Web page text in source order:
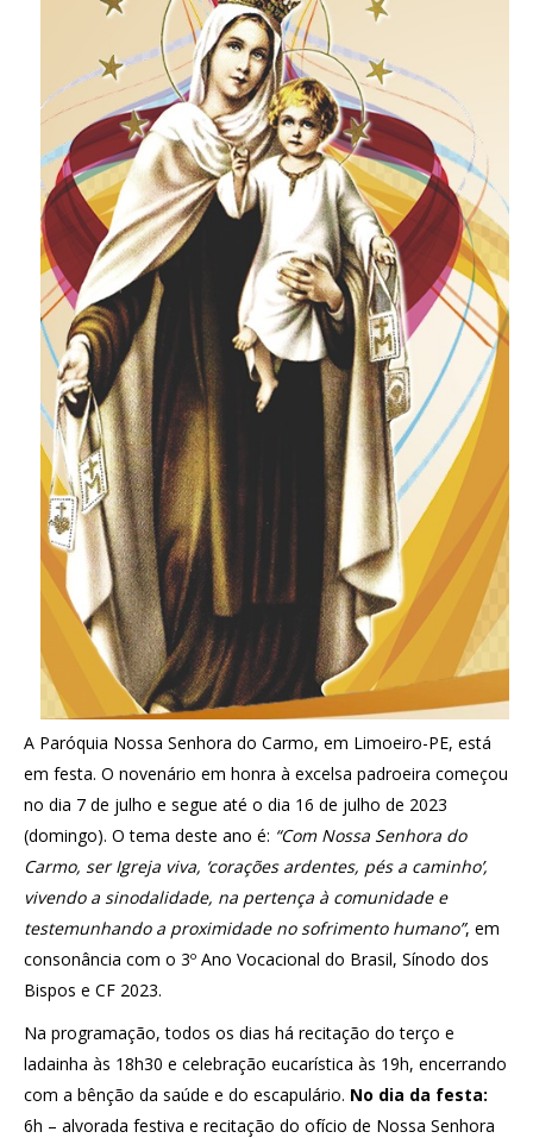
A Paróquia Nossa Senhora do Carmo, em Limoeiro-PE, está
em festa. O novenário em honra à excelsa padroeira começou
no dia 7 de julho e segue até o dia 16 de julho de 2023
(domingo). O tema deste ano é: “Com Nossa Senhora do
Carmo, ser Igreja viva, ‘corações ardentes, pés a caminho’,
vivendo a sinodalidade, na pertença à comunidade e
testemunhando a proximidade no sofrimento humano”, em
consonância com o 3º Ano Vocacional do Brasil, Sínodo dos
Bispos e CF 2023.
Na programação, todos os dias há recitação do terço e
ladainha às 18h30 e celebração eucarística às 19h, encerrando
com a bênção da saúde e do escapulário. No dia da festa:
6h – alvorada festiva e recitação do ofício de Nossa Senhora